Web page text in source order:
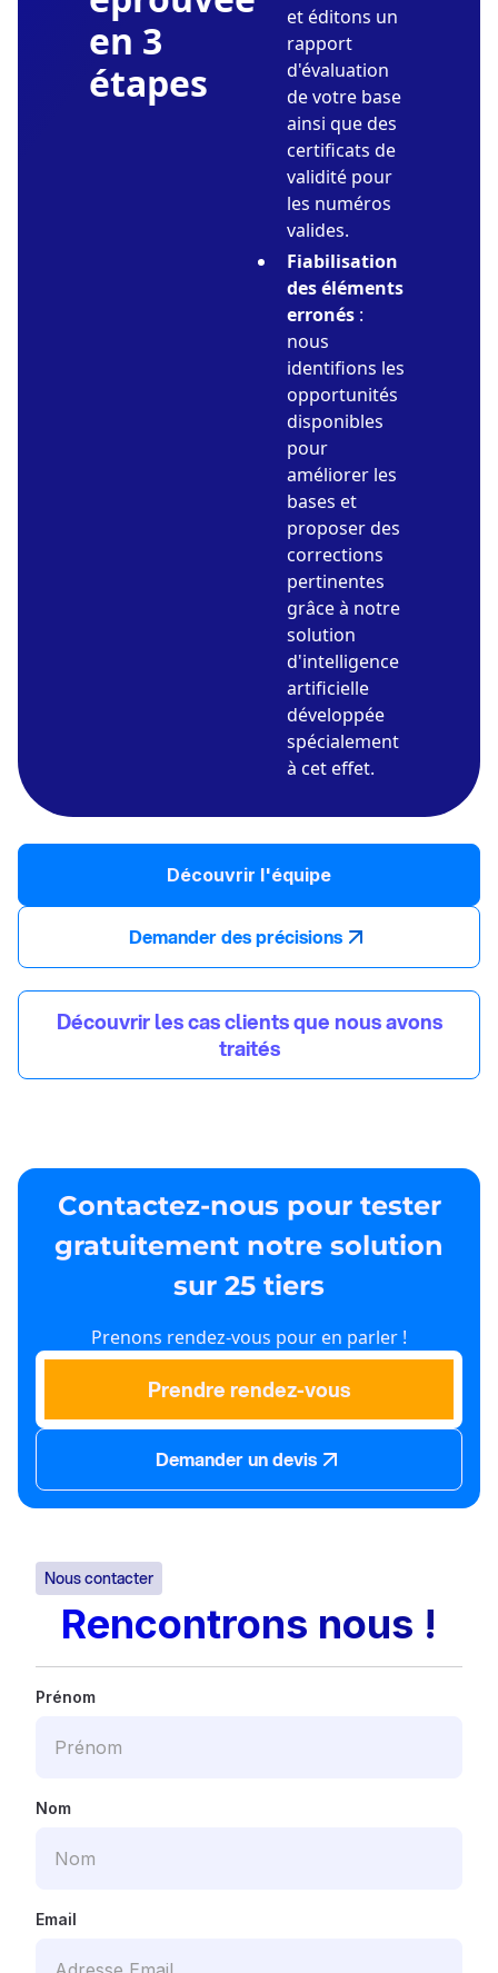
en 3
étapes
et éditons un
rapport
d'évaluation
de votre base
ainsi que des
certificats de
validité pour
les numéros
valides.
Fiabilisation
des éléments
erronés :
nous
identifions les
opportunités
disponibles
pour
améliorer les
bases et
proposer des
corrections
pertinentes
grâce à notre
solution
d'intelligence
artificielle
développée
spécialement
à cet effet.
Découvrir l'équipe
Demander des précisions
Découvrir les cas clients que nous avons
traités
Contactez-nous pour tester
gratuitement notre solution
sur 25 tiers
Prenons rendez-vous pour en parler !
Prendre rendez-vous
Demander un devis
Nous contacter
Rencontrons nous !
Prénom
Nom
Email